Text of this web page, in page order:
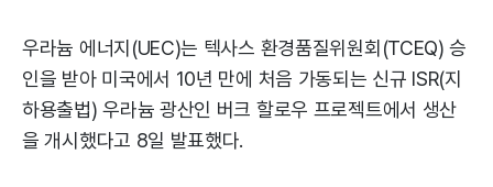
우라늄 에너지(UEC)는 텍사스 환경품질위원회(TCEQ) 승
인을 받아 미국에서 10년 만에 처음 가동되는 신규 ISR(지
하용출법) 우라늄 광산인 버크 할로우 프로젝트에서 생산
을 개시했다고 8일 발표했다.